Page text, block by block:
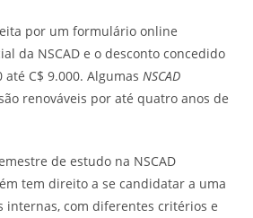
por um formulário online
da NSCAD e o desconto concedido
C$ 9.000. Algumas NSCAD
renováveis por até quatro anos de
de estudo na NSCAD
tem direito a se candidatar a uma
internas, com diferentes critérios e